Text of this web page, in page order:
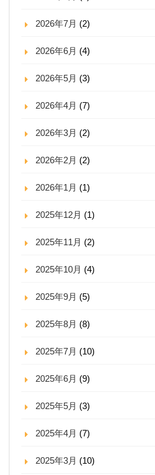
2026年7月 (2)
2026年6月 (4)
2026年5月 (3)
2026年4月 (7)
2026年3月 (2)
2026年2月 (2)
2026年1月 (1)
2025年12月 (1)
2025年11月 (2)
2025年10月 (4)
2025年9月 (5)
2025年8月 (8)
2025年7月 (10)
2025年6月 (9)
2025年5月 (3)
2025年4月 (7)
2025年3月 (10)